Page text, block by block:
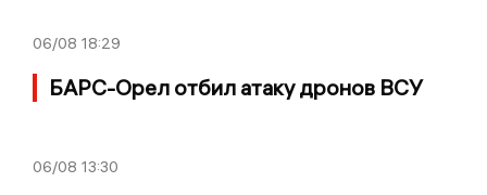
06/08 18:29
БАРС-Орел отбил атаку дронов ВСУ
06/08 13:30